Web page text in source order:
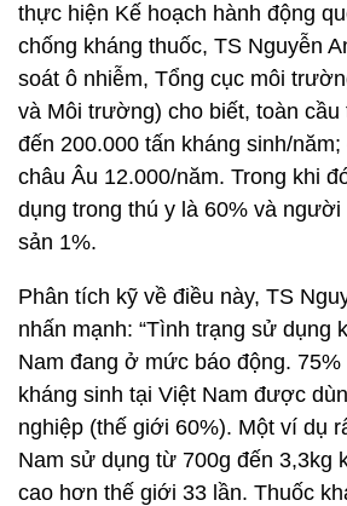
thực hiện Kế hoạch hành động
chống kháng thuốc, TS Nguyễn
soát ô nhiễm, Tổng cục môi
và Môi trường) cho biết, toàn cầu
đến 200.000 tấn kháng sinh/
châu Âu 12.000/năm. Trong khi
dụng trong thú y là 60% và người
sản 1%.
Phân tích kỹ về điều này, TS
nhấn mạnh: “Tình trạng sử dụng
Nam đang ở mức báo động.
kháng sinh tại Việt Nam được
nghiệp (thế giới 60%). Một ví dụ
Nam sử dụng từ 700g đến 3,3kg
cao hơn thế giới 33 lần. Thuốc